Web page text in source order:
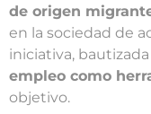
de origen
en la sociedad de
iniciativa, bautizada
empleo como
objetivo.